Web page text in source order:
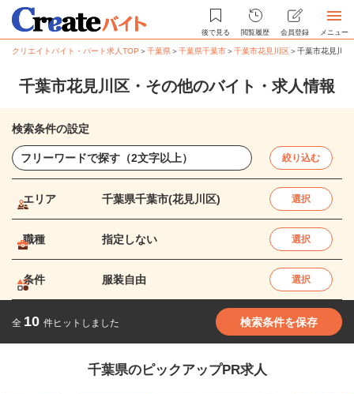
後で見る 閲覧履歴 会員登録 メニュー
クリエイトバイト・パート求人TOP ＞千葉県＞千葉県千葉市＞千葉市花見川区＞千葉市花見川
千葉市花見川区・その他のバイト・求人情報
検索条件の設定
絞り込む
エリア 千葉県千葉市(花見川区) 選択
職種 指定しない 選択
条件 服装自由 選択
全 10 件ヒットしました 検索条件を保存
千葉県のピックアップPR求人